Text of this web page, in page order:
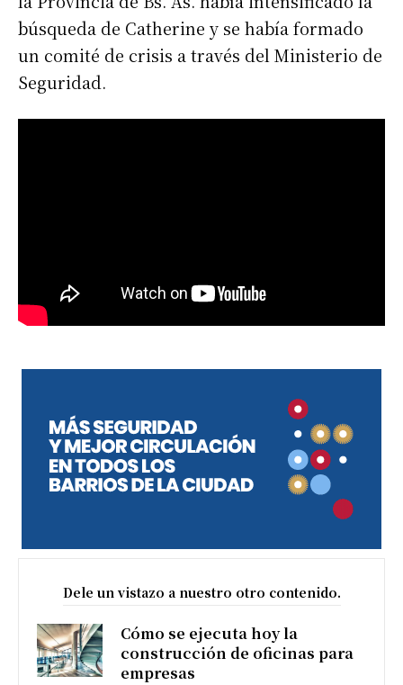
búsqueda de Catherine y se había formado
un comité de crisis a través del Ministerio de
Seguridad.
Dele un vistazo a nuestro otro contenido.
Cómo se ejecuta hoy la
construcción de oficinas para
empresas